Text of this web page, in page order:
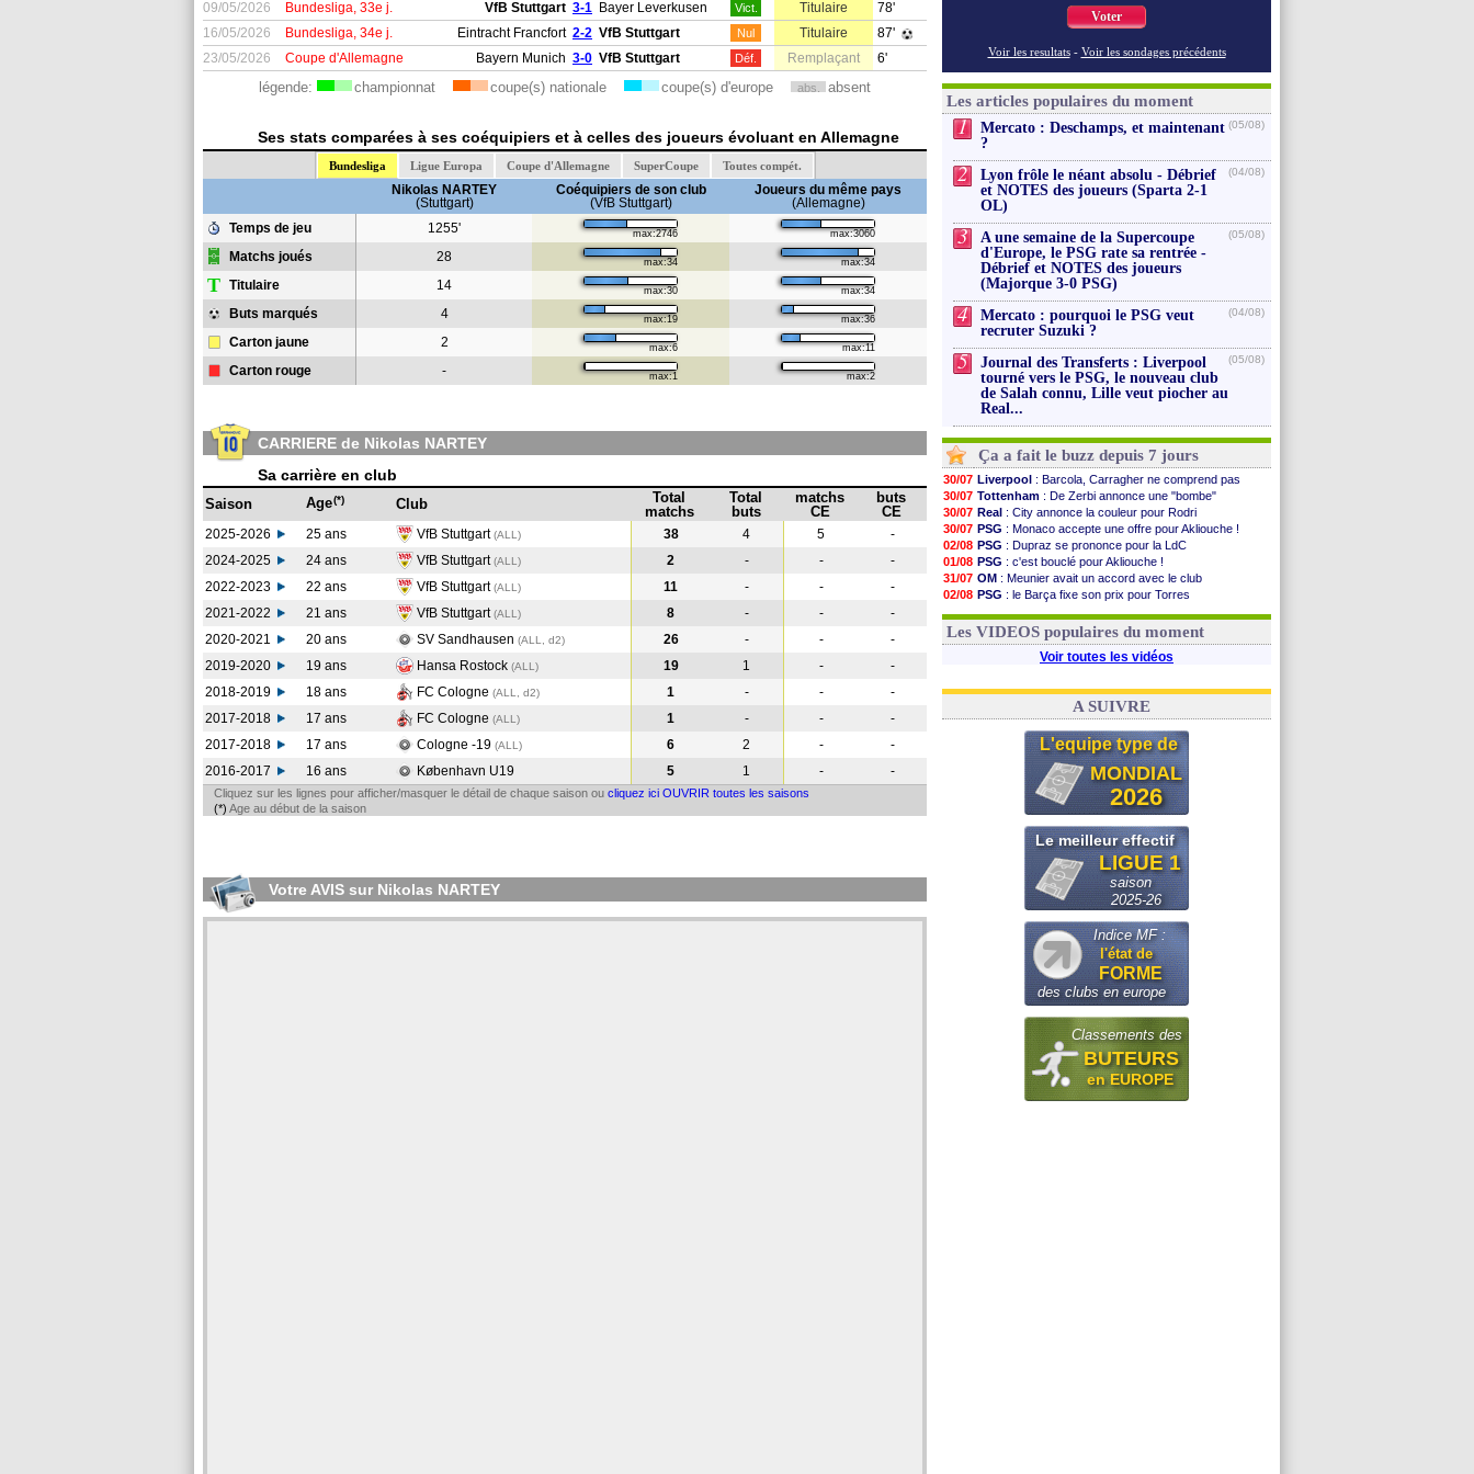
09/05/2026
Bundesliga, 33e j. VfB Stuttgart 3-1 Bayer Leverkusen Vict. Titulaire
78'
16/05/2026
Bundesliga, 34e j. Eintracht Francfort 2-2 VfB Stuttgart Nul Titulaire
87'
23/05/2026
Coupe d'Allemagne Bayern Munich 3-0 VfB Stuttgart Déf. Remplaçant 6'
légende: championnat coupe(s) nationale coupe(s) d'europe abs. absent
Ses stats comparées à ses coéquipiers et à celles des joueurs évoluant en Allemagne
Bundesliga Ligue Europa Coupe d'Allemagne SuperCoupe Toutes compét.
Nikolas NARTEY
(Stuttgart)
Coéquipiers de son club
(VfB Stuttgart)
Joueurs du même pays
(Allemagne)
Temps de jeu
1255' max:2746 max:3060
Matchs joués 28 max:34 max:34
T Titulaire 14 max:30 max:34
Buts marqués 4 max:19 max:36
Carton jaune 2 max:6 max:11
Carton rouge - max:1 max:2
CARRIERE de Nikolas NARTEY
Sa carrière en club
Saison Age(*) Club
Total
matchs
Total
buts
matchs
CE
buts
CE
2025-2026 25 ans VfB Stuttgart(ALL) 38 4 5
-
2024-2025
24 ans VfB Stuttgart(ALL ) 2 - -
-
2022-2023
22 ans VfB Stuttgart(ALL ) 11 - -
-
2021-2022
21 ans VfB Stuttgart(ALL ) 8 - -
-
2020-2021
20 ans SV Sandhausen (ALL, d2) 26 - -
-
2019-2020
19 ans Hansa Rostock (ALL ) 19 1 -
-
2018-2019
18 ans FC Cologne (ALL, d2) 1 - -
-
2017-2018
17 ans FC Cologne (ALL ) 1 - -
-
2017-2018
17 ans Cologne -19 (ALL ) 6 2 -
-
2016-2017
16 ans København U19 5 1 - -
Cliquez sur les lignes pour afficher/masquer le détail de chaque saison ou cliquez ici OUVRIR toutes les saisons
(*) Age au début de la saison
Votre AVIS sur Nikolas NARTEY
Voter
Voir les resultats - Voir les sondages précédents
Les articles populaires du moment
1
Mercato : Deschamps, et maintenant
?
(05/08)
2
Lyon frôle le néant absolu - Débrief
et NOTES des joueurs (Sparta 2-1
OL)
(04/08)
3
A une semaine de la Supercoupe
d'Europe, le PSG rate sa rentrée -
Débrief et NOTES des joueurs
(Majorque 3-0 PSG)
(05/08)
4
Mercato : pourquoi le PSG veut
recruter Suzuki ?
(04/08)
5
Journal des Transferts : Liverpool
tourné vers le PSG, le nouveau club
de Salah connu, Lille veut piocher au
Real...
(05/08)
Ça a fait le buzz depuis 7 jours
30/07 Liverpool : Barcola, Carragher ne comprend pas
30/07 Tottenham : De Zerbi annonce une "bombe"
30/07 Real : City annonce la couleur pour Rodri
30/07 PSG : Monaco accepte une offre pour Akliouche !
02/08 PSG : Dupraz se prononce pour la LdC
01/08 PSG : c'est bouclé pour Akliouche !
31/07 OM : Meunier avait un accord avec le club
02/08 PSG : le Barça fixe son prix pour Torres
03/08 FIFA: Infantino sollicite Trump
Les VIDEOS populaires du moment
Voir toutes les vidéos
A SUIVRE
L'equipe type de
MONDIAL
2026
Le meilleur effectif
LIGUE 1
saison
2025-26
Indice MF :
l'état de
FORME
des clubs en europe
Classements des
BUTEURS
en EUROPE